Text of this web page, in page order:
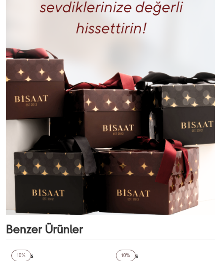
Benzer Ürünler
10%
Homies 10%
Homies